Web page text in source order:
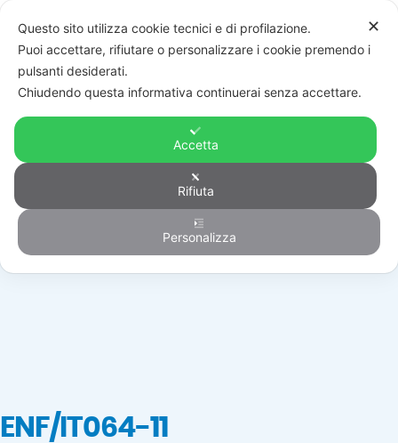
Generico
ENF/IT064-11
✕
Questo sito utilizza cookie tecnici e di profilazione.
Puoi accettare, rifiutare o personalizzare i cookie premendo i
pulsanti desiderati.
Chiudendo questa informativa continuerai senza accettare.
Accetta
Rifiuta
Personalizza